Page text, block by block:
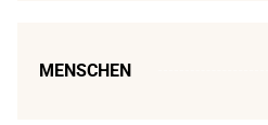
MENSCHEN